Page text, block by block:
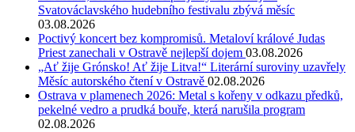
Svatováclavského hudebního festivalu zbývá měsíc
03.08.2026
Poctivý koncert bez kompromisů. Metaloví králové Judas
Priest zanechali v Ostravě nejlepší dojem 03.08.2026
„Ať žije Grónsko! Ať žije Litva!“ Literární suroviny uzavřely
Měsíc autorského čtení v Ostravě 02.08.2026
Ostrava v plamenech 2026: Metal s kořeny v odkazu předků,
pekelné vedro a prudká bouře, která narušila program
02.08.2026